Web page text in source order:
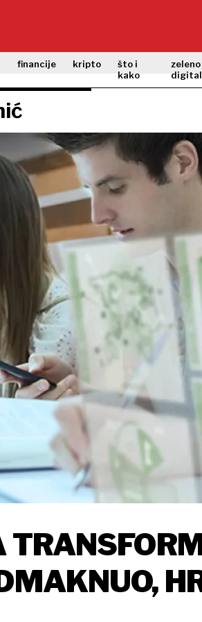
financije kripto
što i
kako
zeleno